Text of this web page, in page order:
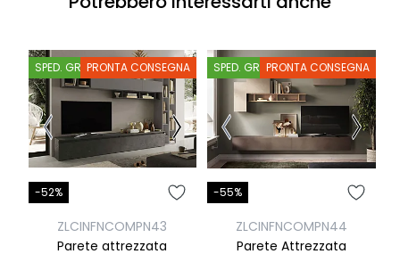
SPED. GRATISPRONTA CONSEGNA
-52%
ZLCINFNCOMPN43
Parete attrezzata
SPED. GRATISPRONTA CONSEGNA
-55%
ZLCINFNCOMPN44
Parete Attrezzata